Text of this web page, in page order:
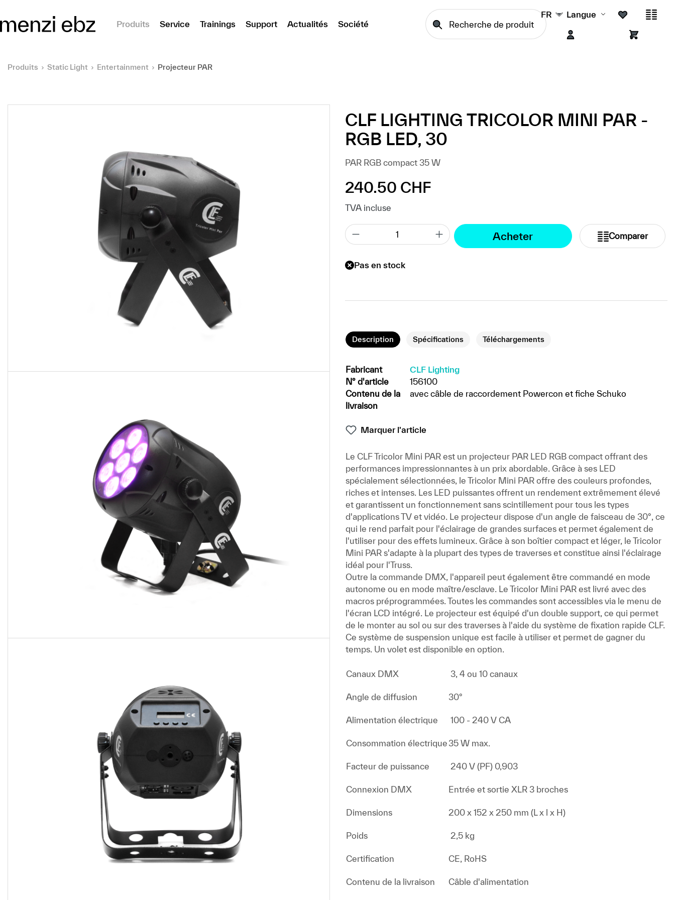
Produits
Service Trainings Support Actualités Société
FR Langue
Produits Static Light Entertainment Projecteur PAR
CLF LIGHTING TRICOLOR MINI PAR -
RGB LED, 30
PAR RGB compact 35 W
Prix régulier :
240.50 CHF
TVA incluse
Acheter Comparer
Pas en stock
Description Spécifications Téléchargements
Fabricant
CLF Lighting
N° d'article
156100
Contenu de la
livraison
avec câble de raccordement Powercon et fiche Schuko
Marquer l'article
Le CLF Tricolor Mini PAR est un projecteur PAR LED RGB compact offrant des
performances impressionnantes à un prix abordable. Grâce à ses LED
spécialement sélectionnées, le Tricolor Mini PAR offre des couleurs profondes,
riches et intenses. Les LED puissantes offrent un rendement extrêmement élevé
et garantissent un fonctionnement sans scintillement pour tous les types
d'applications TV et vidéo. Le projecteur dispose d'un angle de faisceau de 30°, ce
qui le rend parfait pour l'éclairage de grandes surfaces et permet également de
l'utiliser pour des effets lumineux. Grâce à son boîtier compact et léger, le Tricolor
Mini PAR s'adapte à la plupart des types de traverses et constitue ainsi l'éclairage
idéal pour l'Truss.
Outre la commande DMX, l'appareil peut également être commandé en mode
autonome ou en mode maître/esclave. Le Tricolor Mini PAR est livré avec des
macros préprogrammées. Toutes les commandes sont accessibles via le menu de
l'écran LCD intégré. Le projecteur est équipé d'un double support, ce qui permet
de le monter au sol ou sur des traverses à l'aide du système de fixation rapide CLF.
Ce système de suspension unique est facile à utiliser et permet de gagner du
temps. Un volet est disponible en option.
Canaux DMX 3, 4 ou 10 canaux
Angle de diffusion 30°
Alimentation électrique 100 - 240 V CA
Consommation électrique 35 W max.
Facteur de puissance 240 V (PF) 0,903
Connexion DMX Entrée et sortie XLR 3 broches
Dimensions 200 x 152 x 250 mm (L x l x H)
Poids 2,5 kg
Certification CE, RoHS
Contenu de la livraison Câble d'alimentation